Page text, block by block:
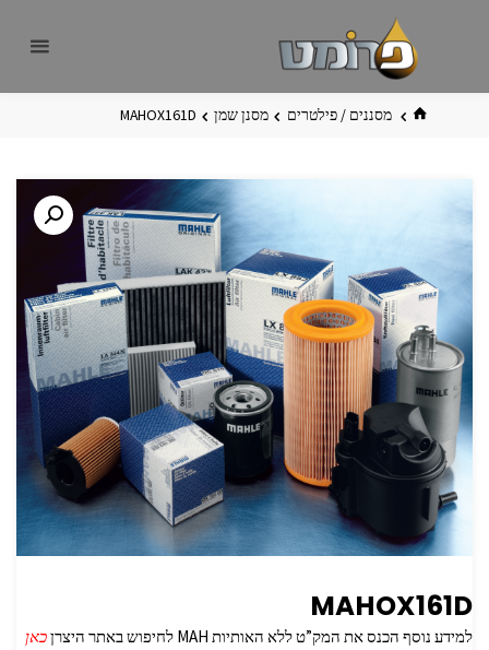
בית מסננים / פילטרים מסנן שמן MAHOX161D
MAHOX161D
למידע נוסף הכנס את המק”ט ללא האותיות MAH לחיפוש באתר היצרן כאן